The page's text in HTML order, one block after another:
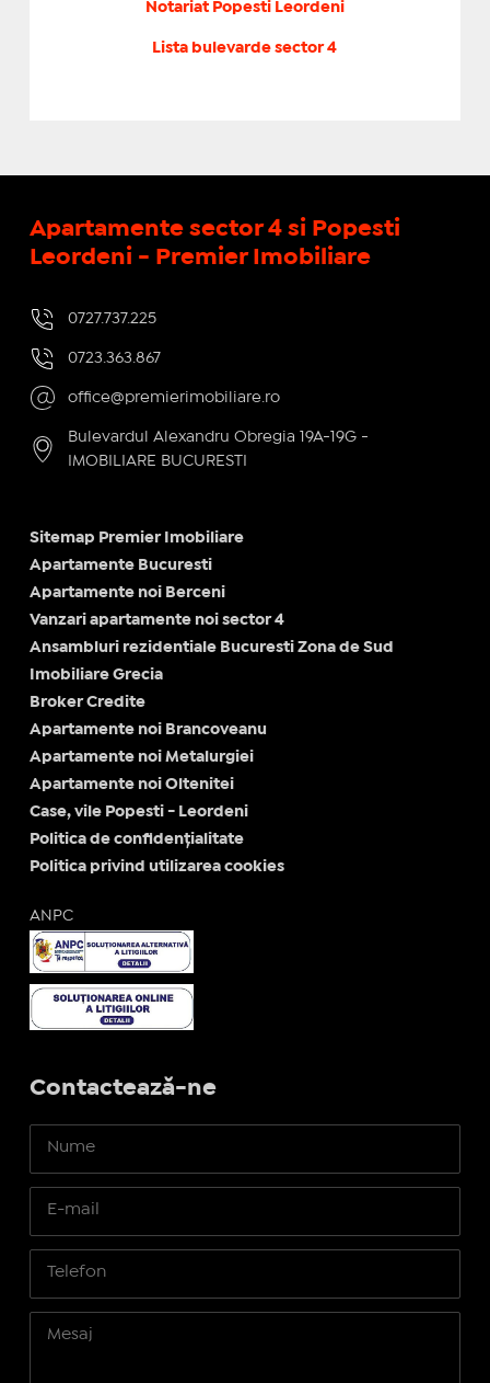
Notariat Popesti Leordeni
Lista bulevarde sector 4
Apartamente sector 4 si Popesti
Leordeni - Premier Imobiliare
0727.737.225
0723.363.867
office@premierimobiliare.ro
Bulevardul Alexandru Obregia 19A-19G -
IMOBILIARE BUCURESTI
Sitemap Premier Imobiliare
Apartamente Bucuresti
Apartamente noi Berceni
Vanzari apartamente noi sector 4
Ansambluri rezidentiale Bucuresti Zona de Sud
Imobiliare Grecia
Broker Credite
Apartamente noi Brancoveanu
Apartamente noi Metalurgiei
Apartamente noi Oltenitei
Case, vile Popesti - Leordeni
Politica de confidențialitate
Politica privind utilizarea cookies
ANPC
Contactează-ne